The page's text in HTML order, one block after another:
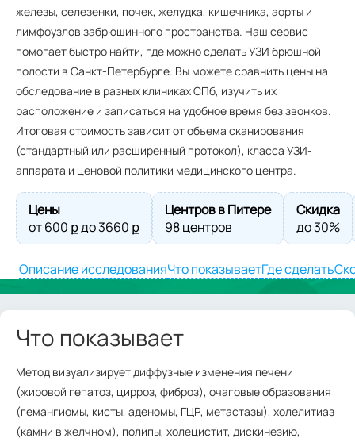
железы, селезенки, почек, желудка, кишечника, аорты и
лимфоузлов забрюшинного пространства. Наш сервис
помогает быстро найти, где можно сделать УЗИ брюшной
полости в Санкт-Петербурге. Вы можете сравнить цены на
обследование в разных клиниках СПб, изучить их
расположение и записаться на удобное время без звонков.
Итоговая стоимость зависит от объема сканирования
(стандартный или расширенный протокол), класса УЗИ-
аппарата и ценовой политики медицинского центра.
Цены
от600 ք до3660 ք
Центров в Питере
98 центров
Скидка
до 30%
Описание исследованияЧто показываетГде сделать
Что показывает
Метод визуализирует диффузные изменения печени
(жировой гепатоз, цирроз, фиброз), очаговые образования
(гемангиомы, кисты, аденомы, ГЦР, метастазы), холелитиаз
(камни в желчном), полипы, холецистит, дискинезию,